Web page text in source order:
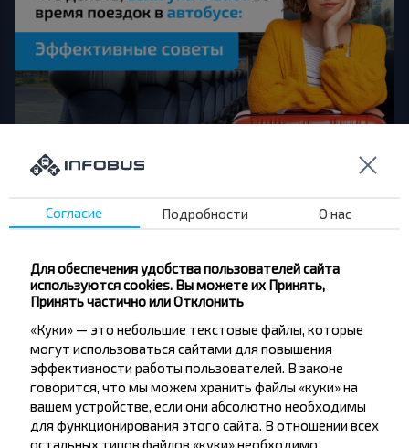
Что делать, если укачивает во время
Одним из самых доступных и удобных способов
путешествовать является автобус. Он позволяет
странами и даже континентами. Тем не менее,
поездка данным транспортом представляет собой
настоящую пытку для некоторых людей. Основные
потливость, слабость и общее недомогание.
Проблема проявляется особенно остро во время
длительных поездок, в жару, в душном салоне или
на извилистых дорогах. К счастью, INFOBUS знает
множество эффективных способов, которые
помогают справиться с укачиванием или хотя бы
существенно уменьшить его проявления.
Согласие Подробности О нас
Для обеспечения удобства пользователей сайта
используются cookies. Вы можете их Принять,
Принять частично или Отклонить
«Куки» — это небольшие текстовые файлы, которые
могут использоваться сайтами для повышения
эффективности работы пользователей. В законе
говорится, что мы можем хранить файлы «куки» на
вашем устройстве, если они абсолютно необходимы
для функционирования этого сайта. В отношении всех
остальных типов файлов «куки» необходимо